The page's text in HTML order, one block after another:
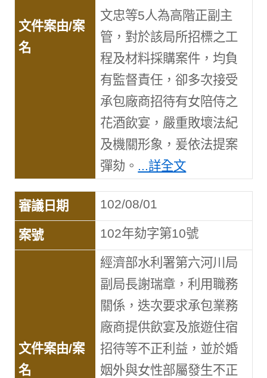
文忠等5人為高階正副主
管，對於該局所招標之工
程及材料採購案件，均負
有監督責任，卻多次接受
承包廠商招待有女陪侍之
花酒飲宴，嚴重敗壞法紀
及機關形象，爰依法提案
彈劾。 ...詳全文
102/08/01
102年劾字第10號
經濟部水利署第六河川局
副局長謝瑞章，利用職務
關係，迭次要求承包業務
廠商提供飲宴及旅遊住宿
招待等不正利益，並於婚
姻外與女性部屬發生不正